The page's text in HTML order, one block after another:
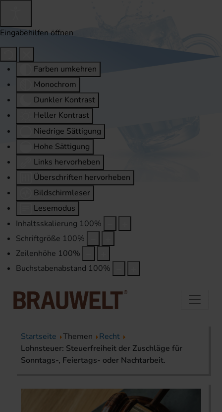
Eingabehilfen öffnen
Farben umkehren
Monochrom
Dunkler Kontrast
Heller Kontrast
Niedrige Sättigung
Hohe Sättigung
Links hervorheben
Überschriften hervorheben
Bildschirmleser
Lesemodus
Inhaltsskalierung 100%
Schriftgröße 100%
Zeilenhöhe 100%
Buchstabenabstand 100%
Startseite Themen
Recht
Lohnsteuer: Steuerfreiheit der Zuschläge für
Sonntags-, Feiertags- oder Nachtarbeit.